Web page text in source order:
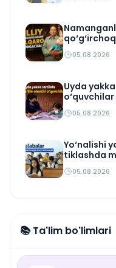
05.08.2026
Uyda
rejasi
05.08.2026
Yo‘nalishi
tiklashda
05.08.2026
📚 Ta'lim bo'limlari